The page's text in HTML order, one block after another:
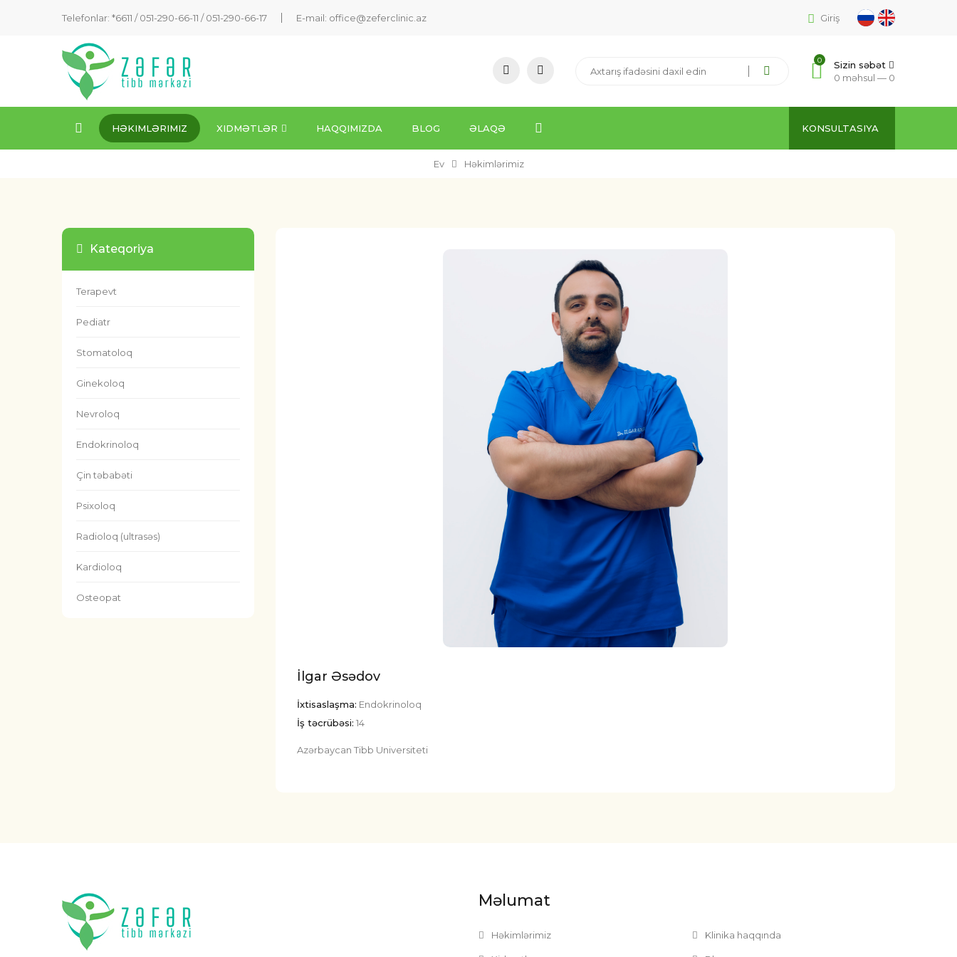
Telefonlar: *6611 /051-290-66-11 /051-290-66-17 E-mail: office@zeferclinic.az Giriş
0
Sizin səbət
0 məhsul — 0
HƏKIMLƏRIMIZ XIDMƏTLƏR HAQQIMIZDA BLOG ƏLAQƏ KONSULTASIYA
Ev Həkimlərimiz
İlgar Əsədov
İxtisaslaşma: Endokrinoloq
İş təcrübəsi: 14
Azərbaycan Tibb Universiteti
Kateqoriya
Terapevt
Pediatr
Stomatoloq
Ginekoloq
Nevroloq
Endokrinoloq
Çin təbabəti
Psixoloq
Radioloq (ultrasəs)
Kardioloq
Osteopat
Məlumat
Həkimlərimiz Klinika haqqında